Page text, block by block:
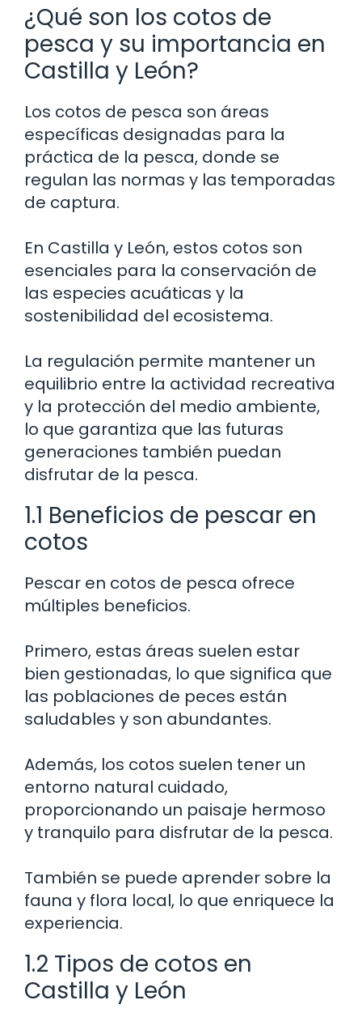
¿Qué son los cotos de
pesca y su importancia en
Castilla y León?
Los cotos de pesca son áreas
específicas designadas para la
práctica de la pesca, donde se
regulan las normas y las temporadas
de captura.
En Castilla y León, estos cotos son
esenciales para la conservación de
las especies acuáticas y la
sostenibilidad del ecosistema.
La regulación permite mantener un
equilibrio entre la actividad recreativa
y la protección del medio ambiente,
lo que garantiza que las futuras
generaciones también puedan
disfrutar de la pesca.
1.1 Beneficios de pescar en
cotos
Pescar en cotos de pesca ofrece
múltiples beneficios.
Primero, estas áreas suelen estar
bien gestionadas, lo que significa que
las poblaciones de peces están
saludables y son abundantes.
Además, los cotos suelen tener un
entorno natural cuidado,
proporcionando un paisaje hermoso
y tranquilo para disfrutar de la pesca.
También se puede aprender sobre la
fauna y flora local, lo que enriquece la
experiencia.
1.2 Tipos de cotos en
Castilla y León